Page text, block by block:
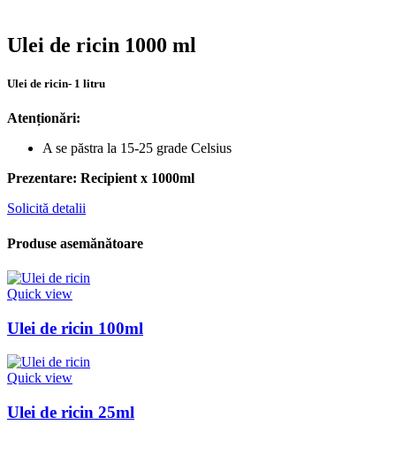
Ulei de ricin 1000 ml
Ulei de ricin- 1 litru
Atenționări:
A se păstra la 15-25 grade Celsius
Prezentare: Recipient x 1000ml
Solicită detalii
Produse asemănătoare
Quick view
Ulei de ricin 100ml
Quick view
Ulei de ricin 25ml